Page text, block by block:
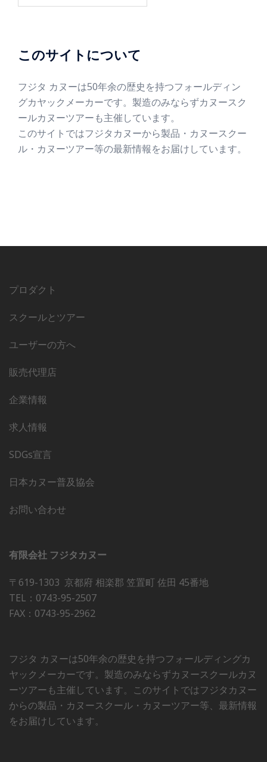
このサイトについて
フジタ カヌーは50年余の歴史を持つフォールディン
グカヤックメーカーです。製造のみならずカヌースク
ールカヌーツアーも主催しています。
このサイトではフジタカヌーから製品・カヌースクー
ル・カヌーツアー等の最新情報をお届けしています。
プロダクト
スクールとツアー
ユーザーの方へ
販売代理店
企業情報
求人情報
SDGs宣言
日本カヌー普及協会
お問い合わせ
有限会社 フジタカヌー
〒619-1303 京都府 相楽郡 笠置町 佐田 45番地
TEL：0743-95-2507
FAX：0743-95-2962
フジタ カヌーは50年余の歴史を持つフォールディングカ
ヤックメーカーです。製造のみならずカヌースクールカヌ
ーツアーも主催しています。このサイトではフジタカヌー
からの製品・カヌースクール・カヌーツアー等、最新情報
をお届けしています。